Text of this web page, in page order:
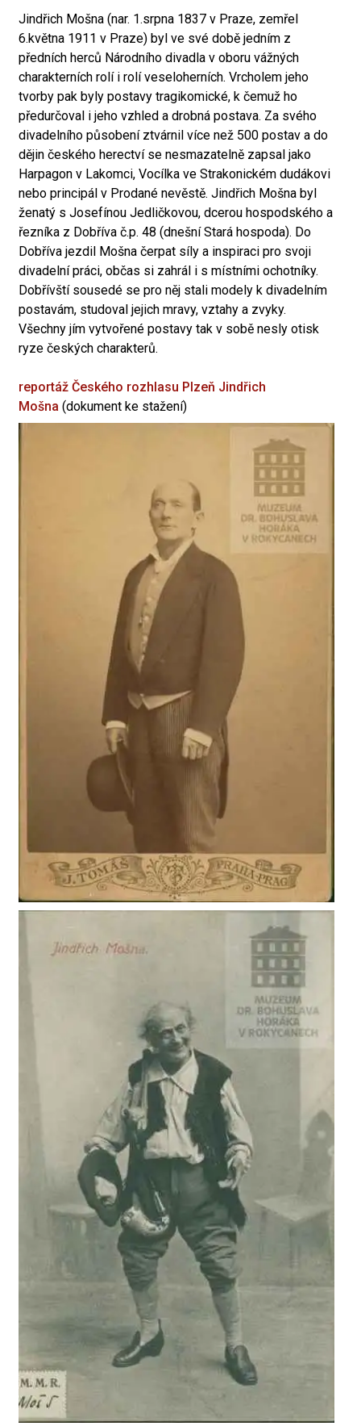
Jindřich Mošna (nar. 1.srpna 1837 v Praze, zemřel
6.května 1911 v Praze) byl ve své době jedním z
předních herců Národního divadla v oboru vážných
charakterních rolí i rolí veseloherních. Vrcholem jeho
tvorby pak byly postavy tragikomické, k čemuž ho
předurčoval i jeho vzhled a drobná postava. Za svého
divadelního působení ztvárnil více než 500 postav a do
dějin českého herectví se nesmazatelně zapsal jako
Harpagon v Lakomci, Vocílka ve Strakonickém dudákovi
nebo principál v Prodané nevěstě. Jindřich Mošna byl
ženatý s Josefínou Jedličkovou, dcerou hospodského a
řezníka z Dobříva č.p. 48 (dnešní Stará hospoda). Do
Dobříva jezdil Mošna čerpat síly a inspiraci pro svoji
divadelní práci, občas si zahrál i s místními ochotníky.
Dobřívští sousedé se pro něj stali modely k divadelním
postavám, studoval jejich mravy, vztahy a zvyky.
Všechny jím vytvořené postavy tak v sobě nesly otisk
ryze českých charakterů.
reportáž Českého rozhlasu Plzeň Jindřich
Mošna (dokument ke stažení)